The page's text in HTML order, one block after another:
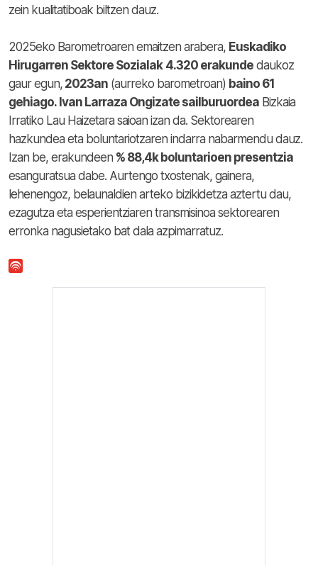
zein kualitatiboak biltzen dauz.
2025eko Barometroaren emaitzen arabera, Euskadiko
Hirugarren Sektore Sozialak 4.320 erakunde daukoz
gaur egun, 2023an (aurreko barometroan) baino 61
gehiago. Ivan Larraza Ongizate sailburuordea Bizkaia
Irratiko Lau Haizetara saioan izan da. Sektorearen
hazkundea eta boluntariotzaren indarra nabarmendu dauz.
Izan be, erakundeen % 88,4k boluntarioen presentzia
esanguratsua dabe. Aurtengo txostenak, gainera,
lehenengoz, belaunaldien arteko bizikidetza aztertu dau,
ezagutza eta esperientziaren transmisinoa sektorearen
erronka nagusietako bat dala azpimarratuz.